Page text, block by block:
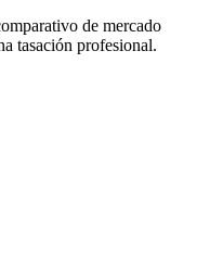
de mercado
tasación profesional.